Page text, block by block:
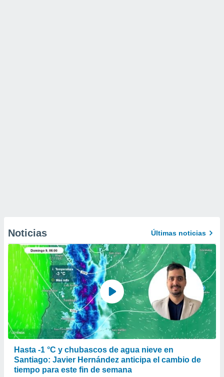
Noticias Últimas noticias
Hasta -1 °C y chubascos de agua nieve en
Santiago: Javier Hernández anticipa el cambio de
tiempo para este fin de semana